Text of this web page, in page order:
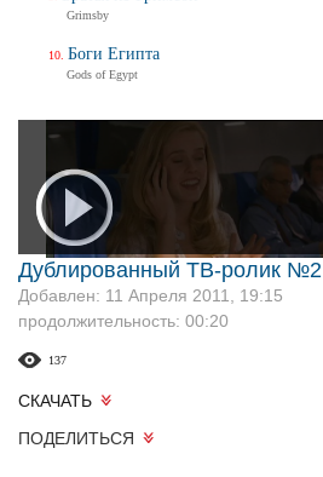
Дублированный ТВ-ролик №2
Добавлен: 11 Апреля 2011, 19:15
продолжительность: 00:20
137
СКАЧАТЬ
ПОДЕЛИТЬСЯ
Grimsby
Боги Египта
Gods of Egypt